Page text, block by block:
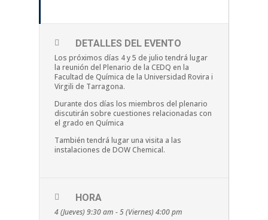
DETALLES DEL EVENTO
Los próximos días 4 y 5 de julio tendrá lugar
la reunión del Plenario de la CEDQ en la
Facultad de Química de la Universidad Rovira i
Virgili de Tarragona.
Durante dos días los miembros del plenario
discutirán sobre cuestiones relacionadas con
el grado en Química
También tendrá lugar una visita a las
instalaciones de DOW Chemical.
HORA
4 (Jueves) 9:30 am - 5 (Viernes) 4:00 pm